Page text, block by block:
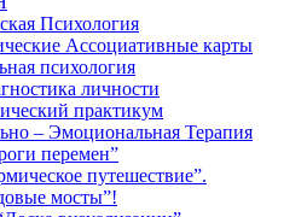
Психология
Ассоциативные карты
психология
личности
практикум
– Эмоциональная Терапия
перемен”
путешествие”.
мосты”!